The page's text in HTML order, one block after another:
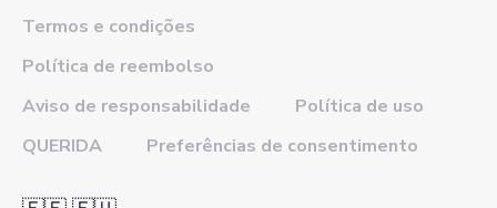
Termos e condições
Política de reembolso
Aviso de responsabilidade
Política de uso
QUERIDA
Preferências de consentimento